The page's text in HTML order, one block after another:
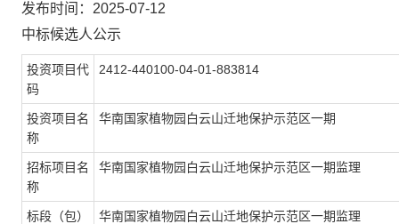
发布时间：2025-07-12
中标候选人公示
投资项目代
码
2412-440100-04-01-883814
投资项目名
称
华南国家植物园白云山迁地保护示范区一期
招标项目名
称
华南国家植物园白云山迁地保护示范区一期监理
标段（包）
华南国家植物园白云山迁地保护示范区一期监理